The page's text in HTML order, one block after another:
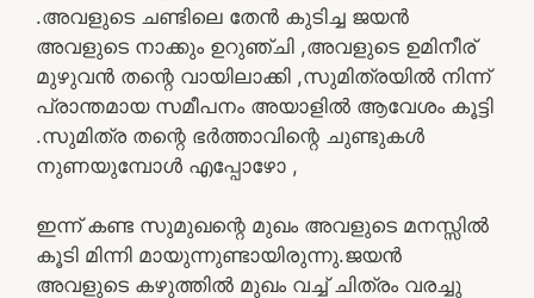
.അവളുടെ ചണ്ടിലെ തേൻ കുടിച്ച ജയൻ
അവളുടെ നാക്കും ഉറുഞ്ചി ,അവളുടെ ഉമിനീര്
മുഴുവൻ തന്റെ വായിലാക്കി ,സുമിത്രയിൽ നിന്ന്
പ്രാന്തമായ സമീപനം അയാളിൽ ആവേശം കൂട്ടി
.സുമിത്ര തന്റെ ഭർത്താവിന്റെ ചുണ്ടുകൾ
നുണയുമ്പോൾ എപ്പോഴോ ,
ഇന്ന് കണ്ട സുമുഖന്റെ മുഖം അവളുടെ മനസ്സിൽ
കൂടി മിന്നി മായുന്നുണ്ടായിരുന്നു.ജയൻ
അവളുടെ കഴുത്തിൽ മുഖം വച്ച് ചിത്രം വരച്ചു